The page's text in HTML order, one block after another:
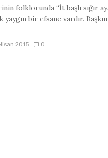
folklorunda “İt başlı sığır
yaygın bir efsane vardır.
2015 0